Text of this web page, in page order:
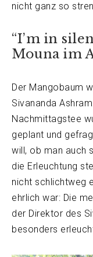
nicht ganz so
“I’m in
Mouna im
Der Mangobaum
Sivananda
Nachmittagstee
geplant und
will, ob man auch
die Erleuchtung
nicht schlichtweg
ehrlich war: Die
der Direktor des
besonders